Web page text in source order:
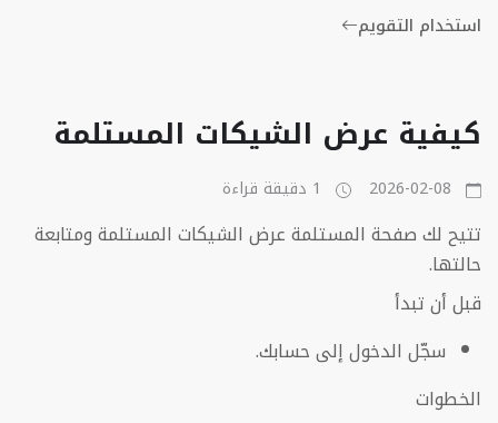
استخدام التقويم
كيفية عرض الشيكات المستلمة
تتيح لك صفحة المستلمة عرض الشيكات المستلمة ومتابعة
حالتها.
قبل أن تبدأ
سجّل الدخول إلى حسابك.
الخطوات